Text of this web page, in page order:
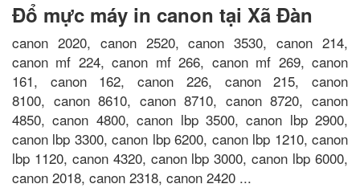
Đổ mực máy in canon tại Xã Đàn
canon 2020, canon 2520, canon 3530, canon 214,
canon mf 224, canon mf 266, canon mf 269, canon
161, canon 162, canon 226, canon 215, canon
8100, canon 8610, canon 8710, canon 8720, canon
4850, canon 4800, canon lbp 3500, canon lbp 2900,
canon lbp 3300, canon lbp 6200, canon lbp 1210, canon
lbp 1120, canon 4320, canon lbp 3000, canon lbp 6000,
canon 2018, canon 2318, canon 2420 ...